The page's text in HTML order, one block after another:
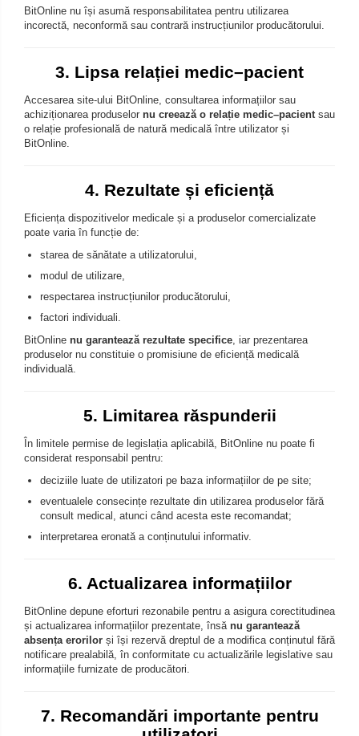
BitOnline nu își asumă responsabilitatea pentru utilizarea
incorectă, neconformă sau contrară instrucțiunilor producătorului.
3. Lipsa relației medic–pacient
Accesarea site-ului BitOnline, consultarea informațiilor sau
achiziționarea produselor nu creează o relație medic–pacientsau
o relație profesională de natură medicală între utilizator și
BitOnline.
4. Rezultate și eficiență
Eficiența dispozitivelor medicale și a produselor comercializate
poate varia în funcție de:
starea de sănătate a utilizatorului,
modul de utilizare,
respectarea instrucțiunilor producătorului,
factori individuali.
BitOnline nu garantează rezultate specifice, iar prezentarea
produselor nu constituie o promisiune de eficiență medicală
individuală.
5. Limitarea răspunderii
În limitele permise de legislația aplicabilă, BitOnline nu poate fi
considerat responsabil pentru:
deciziile luate de utilizatori pe baza informațiilor de pe site;
eventualele consecințe rezultate din utilizarea produselor fără
consult medical, atunci când acesta este recomandat;
interpretarea eronată a conținutului informativ.
6. Actualizarea informațiilor
BitOnline depune eforturi rezonabile pentru a asigura corectitudinea
și actualizarea informațiilor prezentate, însă nu garantează
absența erorilor și își rezervă dreptul de a modifica conținutul fără
notificare prealabilă, în conformitate cu actualizările legislative sau
informațiile furnizate de producători.
7. Recomandări importante pentru